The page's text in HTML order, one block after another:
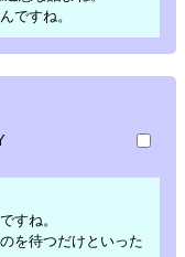
ですね。
すね。
を待つだけといった